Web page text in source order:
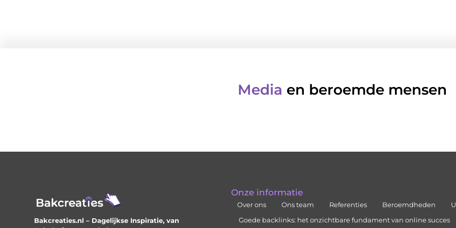
Media en beroemde mensen
Bakcreaties.nl – Dagelijkse Inspiratie, van
Onze informatie
Over ons Ons team Referenties Beroemdheden
Goede backlinks: het onzichtbare fundament van online succes